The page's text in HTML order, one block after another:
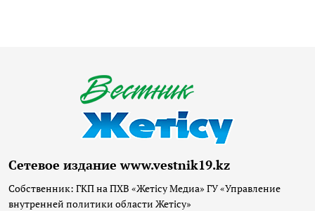
Сетевое издание www.vestnik19.kz
Собственник: ГКП на ПХВ «Жетісу Медиа» ГУ «Управление
внутренней политики области Жетісу»